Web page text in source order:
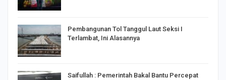
Pembangunan Tol Tanggul Laut Seksi I
Terlambat, Ini Alasannya
Saifullah : Pemerintah Bakal Bantu Percepat